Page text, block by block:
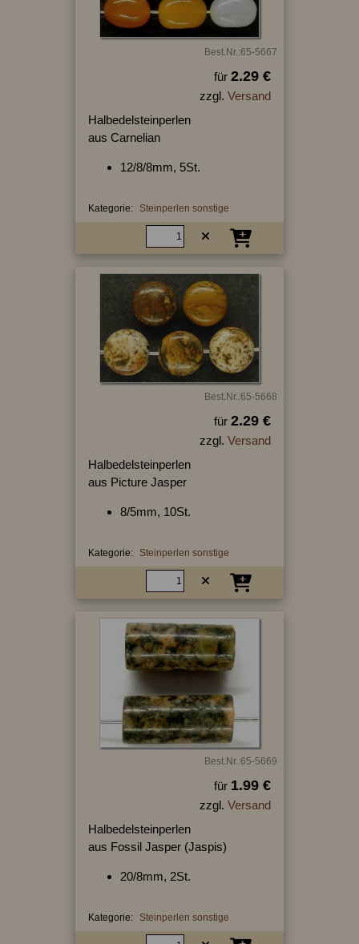
Best.Nr.:65-5667
für 2.29 €
zzgl. Versand
Halbedelsteinperlen
aus Carnelian
12/8/8mm, 5St.
Kategorie: Steinperlen sonstige
Best.Nr.:65-5668
für 2.29 €
zzgl. Versand
Halbedelsteinperlen
aus Picture Jasper
8/5mm, 10St.
Kategorie: Steinperlen sonstige
Best.Nr.:65-5669
für 1.99 €
zzgl. Versand
Halbedelsteinperlen
aus Fossil Jasper (Jaspis)
20/8mm, 2St.
Kategorie: Steinperlen sonstige